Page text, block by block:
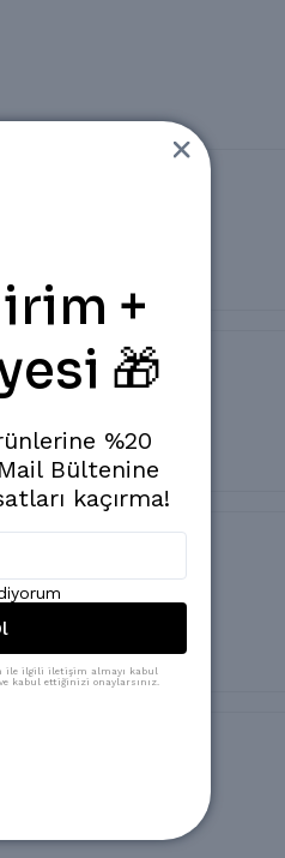
farkını koymuş
+
🎁
%20
Bültenine
kaçırma!
ile ilgili iletişim almayı kabul
kabul ettiğinizi onaylarsınız.